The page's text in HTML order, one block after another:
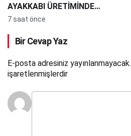
AYAKKABI ÜRETİMİNDE
KAPASİTEYİ 10 KATA
7 saat önce
Bir Cevap Yaz
E-posta adresiniz yayınlanmayacak.
işaretlenmişlerdir